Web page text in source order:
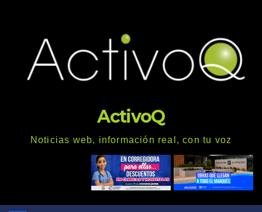
ActivoQ
Noticias web, información real, con tu voz